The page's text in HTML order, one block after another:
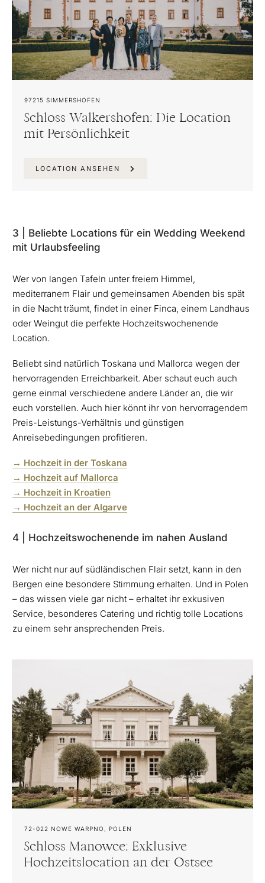
97215 SIMMERSHOFEN
Schloss Walkershofen: Die Location
mit Persönlichkeit
LOCATION ANSEHEN
3 | Beliebte Locations für ein Wedding Weekend
mit Urlaubsfeeling
Wer von langen Tafeln unter freiem Himmel,
mediterranem Flair und gemeinsamen Abenden bis spät
in die Nacht träumt, findet in einer Finca, einem Landhaus
oder Weingut die perfekte Hochzeitswochenende
Location.
Beliebt sind natürlich Toskana und Mallorca wegen der
hervorragenden Erreichbarkeit. Aber schaut euch auch
gerne einmal verschiedene andere Länder an, die wir
euch vorstellen. Auch hier könnt ihr von hervorragendem
Preis-Leistungs-Verhältnis und günstigen
Anreisebedingungen profitieren.
→ Hochzeit in der Toskana
→ Hochzeit auf Mallorca
→ Hochzeit in Kroatien
→ Hochzeit an der Algarve
4 | Hochzeitswochenende im nahen Ausland
Wer nicht nur auf südländischen Flair setzt, kann in den
Bergen eine besondere Stimmung erhalten. Und in Polen
– das wissen viele gar nicht – erhaltet ihr exkusiven
Service, besonderes Catering und richtig tolle Locations
zu einem sehr ansprechenden Preis.
72-022 NOWE WARPNO, POLEN
Schloss Manowce: Exklusive
Hochzeitslocation an der Ostsee